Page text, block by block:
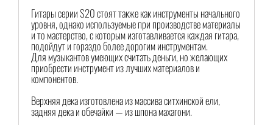
Гитары серии S20 стоят также как инструменты начального
уровня, однако используемые при производстве материалы
и то мастерство, с которым изготавливается каждая гитара,
подойдут и гораздо более дорогим инструментам.
Для музыкантов умеющих считать деньги, но желающих
приобрести инструмент из лучших материалов и
компонентов.
Верхняя дека изготовлена из массива ситхинской ели,
задняя дека и обечайки — из шпона махагони.